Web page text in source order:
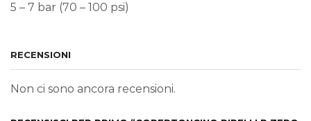
5 – 7 bar (70 – 100 psi)
RECENSIONI
Non ci sono ancora recensioni.